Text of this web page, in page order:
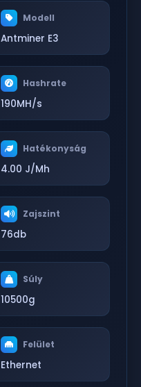
Modell
Antminer E3
Hashrate
190MH/s
Hatékonyság
4.00 J/Mh
Zajszint
76db
Súly
10500g
Felület
Ethernet